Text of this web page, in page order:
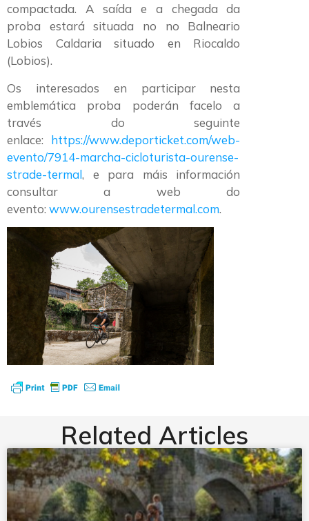
compactada. A saída e a chegada da
proba estará situada no no Balneario
Lobios Caldaria situado en Riocaldo
(Lobios).
Os interesados en participar nesta
emblemática proba poderán facelo a
través do seguinte
enlace: https://www.deporticket.com/web-
evento/7914-marcha-cicloturista-ourense-
strade-termal, e para máis información
consultar a web do
evento: www.ourensestradetermal.com.
Related Articles